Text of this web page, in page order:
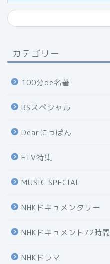
カテゴリー
100分de名著
BSスペシャル
Dearにっぽん
ETV特集
MUSIC SPECIAL
NHKドキュメンタリー
NHKドキュメント72時間
NHKドラマ